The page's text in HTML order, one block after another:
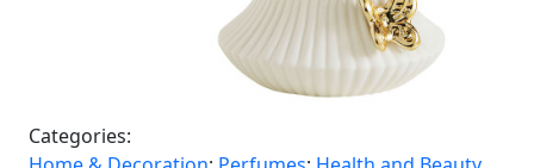
Categories: